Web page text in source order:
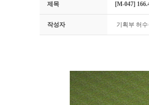
제목 [M-047]
작성자 기획부 허